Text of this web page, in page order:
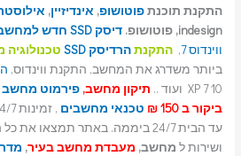
התקנת תוכנתפוטושופ, אינדיזיין,
indesign, פוטושופ.
דיסק SSD חדש למחשב
ווינדוס 7 ,התקנתהרדיסק SSD טכנולוגיה
ביותר משדרג את המחשב, התקנת ווינדוס,
10 7 XP ועוד ..
תיקון מחשב,פירמוט
ביקור ב 150 ₪
טכנאי מחשבים , זמינות 24/7
עד הבית 24/7 ביממה. באתר תמצאו את כל המידע אודות
ושירות ל מחשב, מעבדת מחשב בעיר,